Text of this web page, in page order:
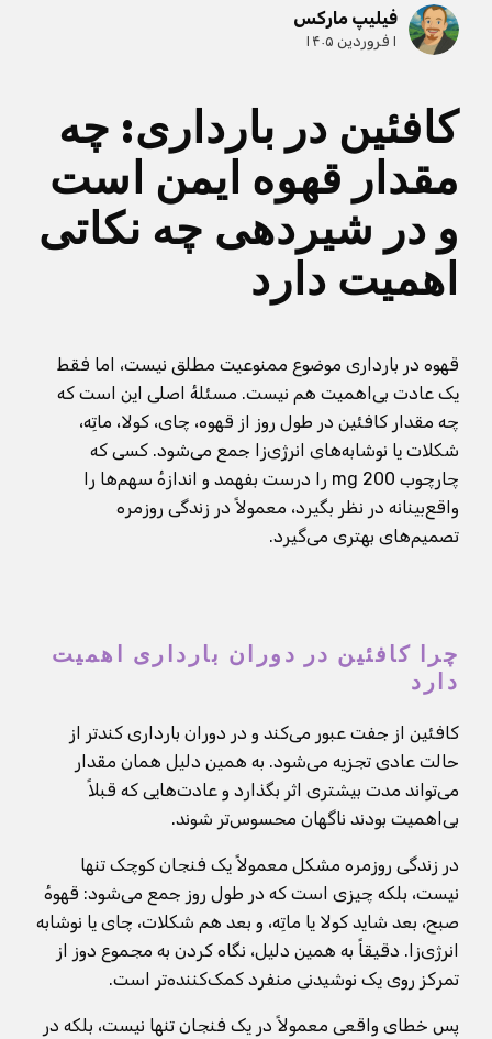
فیلیپ مارکس
۱ فروردین ۱۴۰۵
کافئین در بارداری: چه
مقدار قهوه ایمن است
و در شیردهی چه نکاتی
اهمیت دارد
قهوه در بارداری موضوع ممنوعیت مطلق نیست، اما فقط
یک عادت بی‌اهمیت هم نیست. مسئلهٔ اصلی این است که
چه مقدار کافئین در طول روز از قهوه، چای، کولا، ماتِه،
شکلات یا نوشابه‌های انرژی‌زا جمع می‌شود. کسی که
چارچوب 200 mg را درست بفهمد و اندازهٔ سهم‌ها را
واقع‌بینانه در نظر بگیرد، معمولاً در زندگی روزمره
تصمیم‌های بهتری می‌گیرد.
چرا کافئین در دوران بارداری اهمیت
دارد
کافئین از جفت عبور می‌کند و در دوران بارداری کندتر از
حالت عادی تجزیه می‌شود. به همین دلیل همان مقدار
می‌تواند مدت بیشتری اثر بگذارد و عادت‌هایی که قبلاً
بی‌اهمیت بودند ناگهان محسوس‌تر شوند.
در زندگی روزمره مشکل معمولاً یک فنجان کوچک تنها
نیست، بلکه چیزی است که در طول روز جمع می‌شود: قهوهٔ
صبح، بعد شاید کولا یا ماتِه، و بعد هم شکلات، چای یا نوشابه
انرژی‌زا. دقیقاً به همین دلیل، نگاه کردن به مجموع دوز از
تمرکز روی یک نوشیدنی منفرد کمک‌کننده‌تر است.
پس خطای واقعی معمولاً در یک فنجان تنها نیست، بلکه در